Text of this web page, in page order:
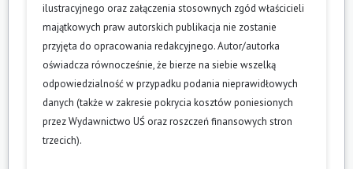
ilustracyjnego oraz załączenia stosownych zgód właścicieli
majątkowych praw autorskich publikacja nie zostanie
przyjęta do opracowania redakcyjnego. Autor/autorka
oświadcza równocześnie, że bierze na siebie wszelką
odpowiedzialność w przypadku podania nieprawidłowych
danych (także w zakresie pokrycia kosztów poniesionych
przez Wydawnictwo UŚ oraz roszczeń finansowych stron
trzecich).